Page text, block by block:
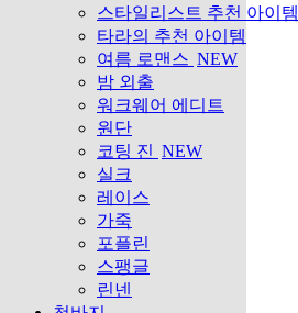
스타일리스트 추천 아이템
타라의 추천 아이템
여름 로맨스 NEW
밤 외출
워크웨어 에디트
원단
코팅 진 NEW
실크
레이스
가죽
포플린
스팽글
린넨